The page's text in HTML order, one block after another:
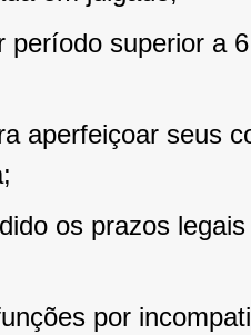
período superior a
aperfeiçoar seus
os prazos
por